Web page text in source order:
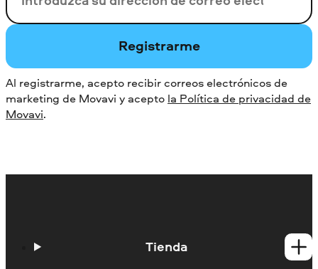
Registrarme
Al registrarme, acepto recibir correos electrónicos de
marketing de Movavi y acepto la Política de privacidad de
Movavi.
Tienda